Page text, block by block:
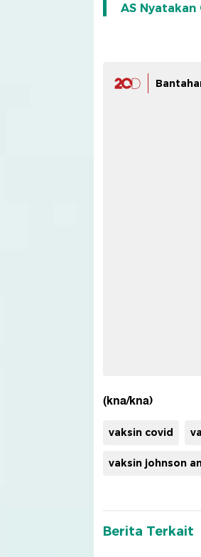
AS
(kna/kna)
vaksin covid
vaksin johnson
Berita Terkait